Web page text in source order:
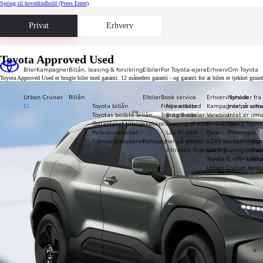
Spring til hovedindhold (Press Enter)
Privat Erhverv
Biler
Urban Cruiser
EL
KampagnerBillån, leasing & forsikring
Billån
Toyota billån
Toyotas bedste billån
Garanteret tilbagekøbspris
Referencerenter
Tilbagefaldsplaner
Elbiler
Elbiler
Nye elbiler
Brugte elbiler
Leasing af elbil
Lån til elbil
Kampagner på elbiler
Attraktiv finansiering
For Toyota-ejere
Book service
Find værksted
Toyota Relax
Erhverv
Erhverv forside
Kampagner på
Varebiler
Firmabiler
Taxa
bZ4X
bZ4X Touring
Toyota C-HR+
Urban Cruiser
Om Toyota
Nyheder fra
Intet er
Intet er
Spørg
Motorsport
Toyota Approved Used
Toyota Approved Used er brugte biler med garanti. 12 måneders garanti - og garanti for at bilen er tjekket